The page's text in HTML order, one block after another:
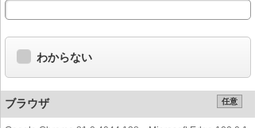
わからない
ブラウザ 任意